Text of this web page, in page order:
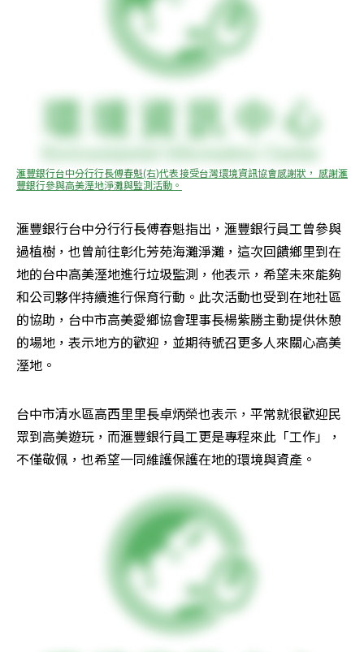
滙豐銀行台中分行行長傅春魁(右)代表接受台灣環境資訊協會感謝狀， 感謝滙
豐銀行參與高美溼地淨灘與監測活動。
滙豐銀行台中分行行長傅春魁指出，滙豐銀行員工曾參與
過植樹，也曾前往彰化芳苑海灘淨灘，這次回饋鄉里到在
地的台中高美溼地進行垃圾監測，他表示，希望未來能夠
和公司夥伴持續進行保育行動。此次活動也受到在地社區
的協助，台中市高美愛鄉協會理事長楊紫勝主動提供休憩
的場地，表示地方的歡迎，並期待號召更多人來關心高美
溼地。
台中市清水區高西里里長卓炳榮也表示，平常就很歡迎民
眾到高美遊玩，而滙豐銀行員工更是專程來此「工作」，
不僅敬佩，也希望一同維護保護在地的環境與資產。